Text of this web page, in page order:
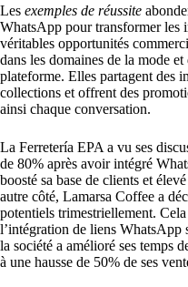
Les exemples de réussite
WhatsApp pour transformer les
véritables opportunités
dans les domaines de la mode
plateforme. Elles partagent des
collections et offrent des
ainsi chaque conversation.
La Ferretería EPA a vu ses
de 80% après avoir intégré
boosté sa base de clients et
autre côté, Lamarsa Coffee a
potentiels trimestriellement.
l’intégration de liens WhatsApp
la société a amélioré ses temps
à une hausse de 50% de ses